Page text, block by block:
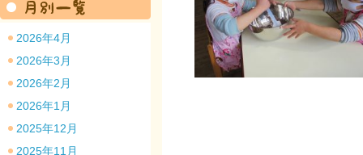
2026年4月
2026年3月
2026年2月
2026年1月
2025年12月
2025年11月